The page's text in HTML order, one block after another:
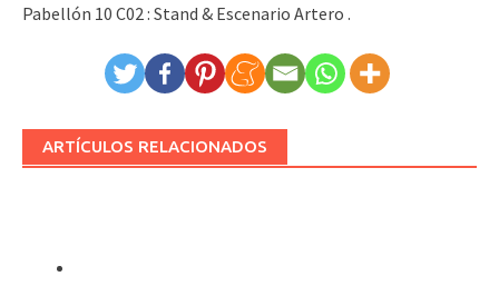
Pabellón 10 C02 : Stand & Escenario Artero .
ARTÍCULOS RELACIONADOS